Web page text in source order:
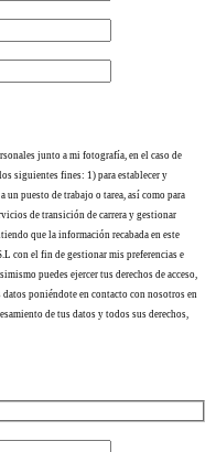
junto a mi fotografía, en el caso de
siguientes fines: 1) para establecer y
un puesto de trabajo o tarea, así como para
de transición de carrera y gestionar
que la información recabada en este
con el fin de gestionar mis preferencias e
puedes ejercer tus derechos de acceso,
poniéndote en contacto con nosotros en
de tus datos y todos sus derechos,